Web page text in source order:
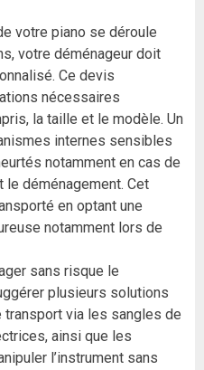
votre piano se déroule
votre déménageur doit
Ce devis
nécessaires
la taille et le modèle. Un
internes sensibles
notamment en cas de
le déménagement. Cet
en optant une
notamment lors de
sans risque le
plusieurs solutions
via les sangles de
ainsi que les
l’instrument sans